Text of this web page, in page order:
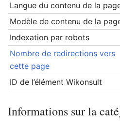
Ouvrir le menu principal
Langue du contenu de la
Modèle de contenu de la
Indexation par robots
Nombre de redirections vers
cette page
ID de l’élément Wikonsult
Informations sur la